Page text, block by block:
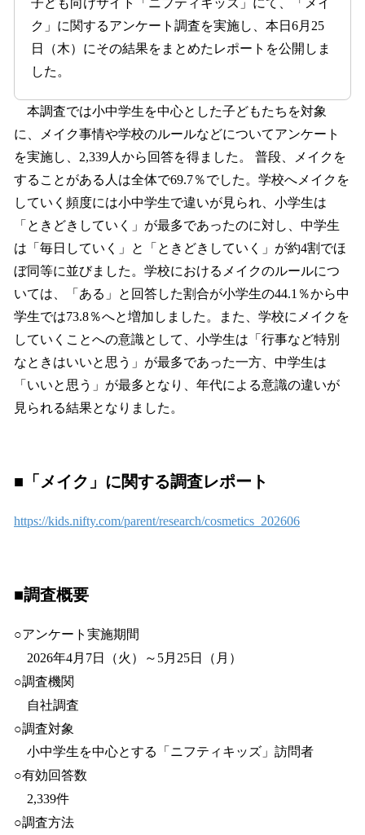
子ども向けサイト「ニフティキッズ」にて、「メイ
ク」に関するアンケート調査を実施し、本日6月25
日（木）にその結果をまとめたレポートを公開しま
した。
本調査では小中学生を中心とした子どもたちを対象
に、メイク事情や学校のルールなどについてアンケート
を実施し、2,339人から回答を得ました。 普段、メイクを
することがある人は全体で69.7％でした。学校へメイクを
していく頻度には小中学生で違いが見られ、小学生は
「ときどきしていく」が最多であったのに対し、中学生
は「毎日していく」と「ときどきしていく」が約4割でほ
ぼ同等に並びました。学校におけるメイクのルールにつ
いては、「ある」と回答した割合が小学生の44.1％から中
学生では73.8％へと増加しました。また、学校にメイクを
していくことへの意識として、小学生は「行事など特別
なときはいいと思う」が最多であった一方、中学生は
「いいと思う」が最多となり、年代による意識の違いが
見られる結果となりました。
■「メイク」に関する調査レポート
https://kids.nifty.com/parent/research/cosmetics_202606
■調査概要
○アンケート実施期間
2026年4月7日（火）～5月25日（月）
○調査機関
自社調査
○調査対象
小中学生を中心とする「ニフティキッズ」訪問者
○有効回答数
2,339件
○調査方法